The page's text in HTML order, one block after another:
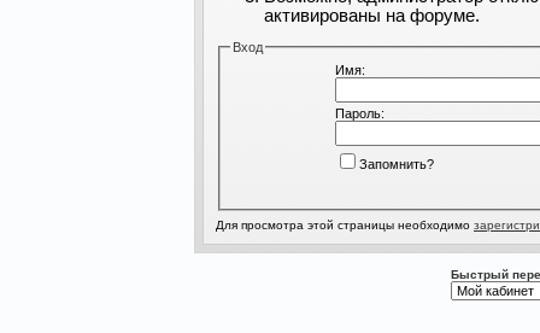
активированы на форуме.
Вход
Имя:
Пароль:
Запомнить?
Для просмотра этой страницы необходимо
Быстрый